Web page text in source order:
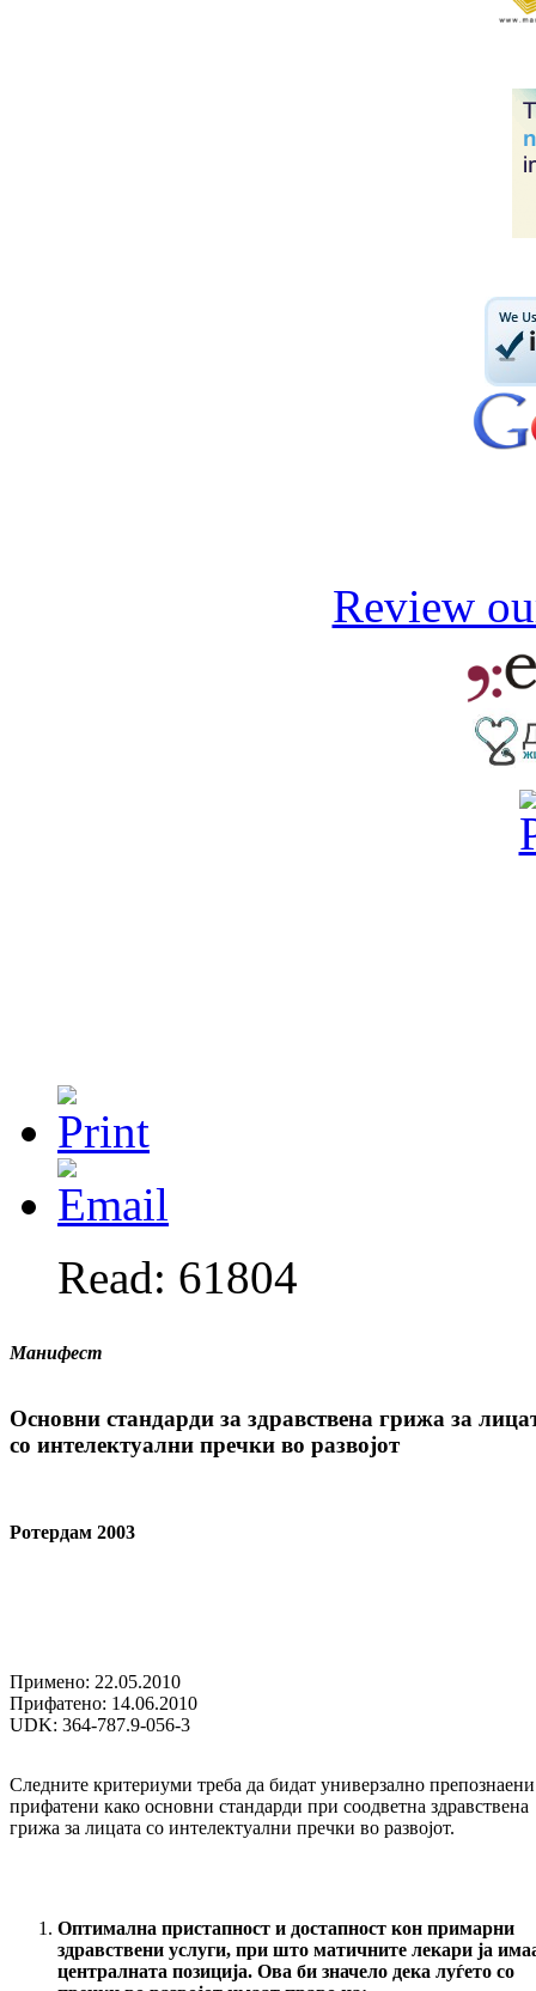
Review
Read: 61804
Манифест
Основни стандарди за здравствена грижа за
со интелектуални пречки во развојот
Ротердам 2003
Примено: 22.05.2010
Прифатено: 14.06.2010
UDK: 364-787.9-056-3
Следните критериуми треба да бидат универзално
прифатени како основни стандарди при соодветна здравствена
грижа за лицата со интелектуални пречки во развојот.
Оптимална пристапност и достапност кон примарни
здравствени услуги, при што матичните лекари ја
централната позиција. Ова би значело дека луѓето со